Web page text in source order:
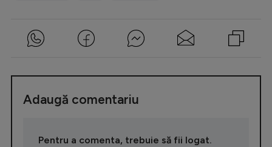
Adaugă comentariu
Pentru a comenta, trebuie să fii logat.